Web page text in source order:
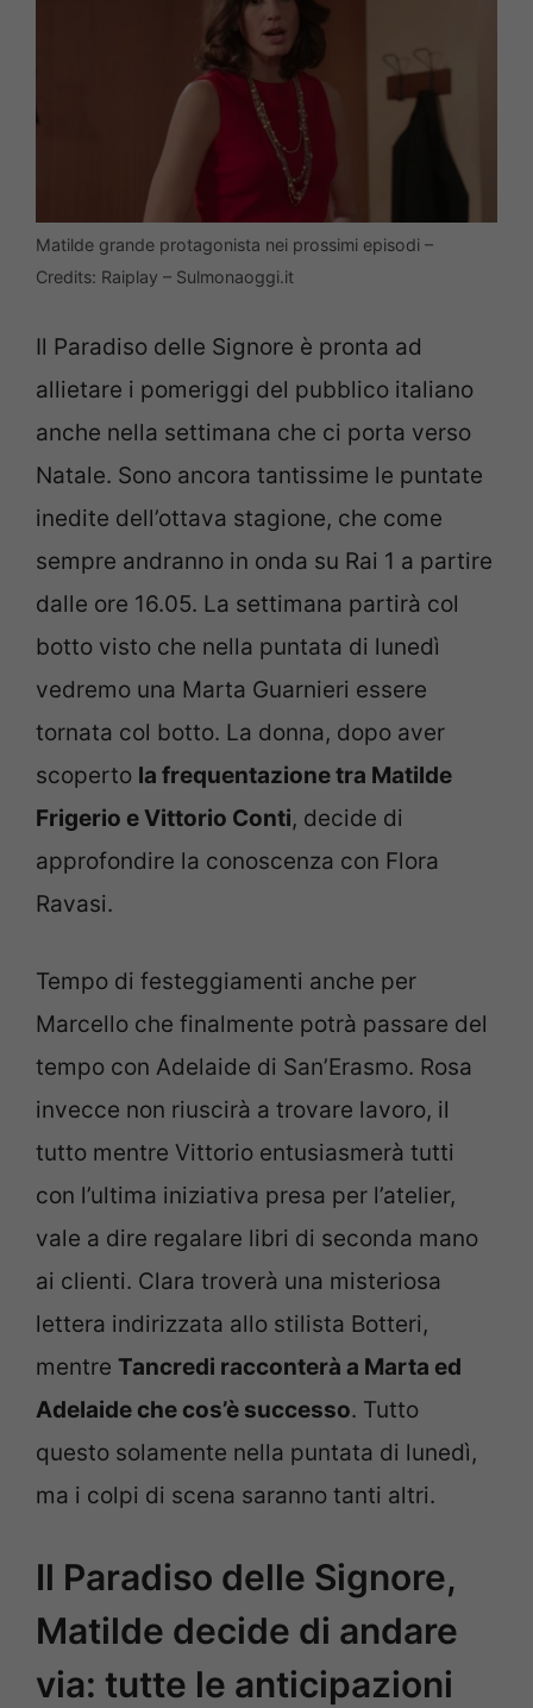
Matilde grande protagonista nei prossimi episodi –
Credits: Raiplay – Sulmonaoggi.it
Il Paradiso delle Signore è pronta ad
allietare i pomeriggi del pubblico italiano
anche nella settimana che ci porta verso
Natale. Sono ancora tantissime le puntate
inedite dell’ottava stagione, che come
sempre andranno in onda su Rai 1 a partire
dalle ore 16.05. La settimana partirà col
botto visto che nella puntata di lunedì
vedremo una Marta Guarnieri essere
tornata col botto. La donna, dopo aver
scoperto la frequentazione tra Matilde
Frigerio e Vittorio Conti, decide di
approfondire la conoscenza con Flora
Ravasi.
Tempo di festeggiamenti anche per
Marcello che finalmente potrà passare del
tempo con Adelaide di San’Erasmo. Rosa
invecce non riuscirà a trovare lavoro, il
tutto mentre Vittorio entusiasmerà tutti
con l’ultima iniziativa presa per l’atelier,
vale a dire regalare libri di seconda mano
ai clienti. Clara troverà una misteriosa
lettera indirizzata allo stilista Botteri,
mentre Tancredi racconterà a Marta ed
Adelaide che cos’è successo. Tutto
questo solamente nella puntata di lunedì,
ma i colpi di scena saranno tanti altri.
Il Paradiso delle Signore,
Matilde decide di andare
via: tutte le anticipazioni